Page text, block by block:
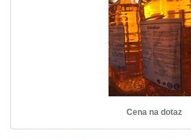
Cena na dotaz